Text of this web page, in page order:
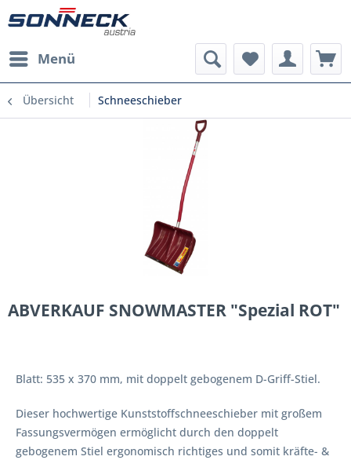
Menü
Übersicht Schneeschieber
ABVERKAUF SNOWMASTER "Spezial ROT"
Blatt: 535 x 370 mm, mit doppelt gebogenem D-Griff-Stiel.
Dieser hochwertige Kunststoffschneeschieber mit großem
Fassungsvermögen ermöglicht durch den doppelt
gebogenem Stiel ergonomisch richtiges und somit kräfte- &